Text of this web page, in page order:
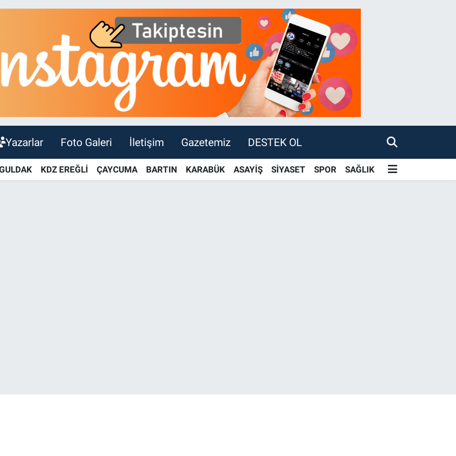
Yazarlar Foto Galeri İletişim Gazetemiz DESTEK OL
KDZ EREĞLİ ÇAYCUMA BARTIN KARABÜK ASAYİŞ SİYASET SPOR SAĞLIK